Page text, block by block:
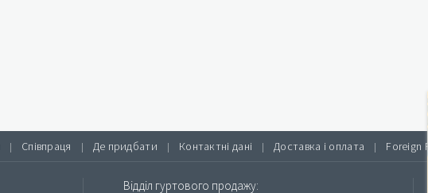
| Співпраця | Де придбати | Контактні дані | Доставка і оплата | Foreign
Відділ гуртового продажу: